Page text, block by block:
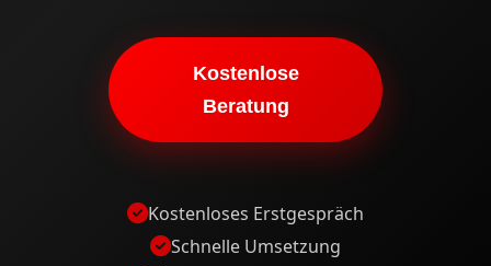
Kostenlose
Beratung
Kostenloses Erstgespräch
Schnelle Umsetzung